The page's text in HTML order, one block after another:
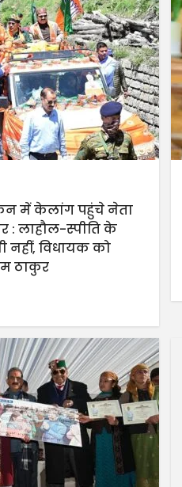
में केलांग पहुंचे नेता
: लाहौल-स्पीति के
नहीं, विधायक को
ठाकुर